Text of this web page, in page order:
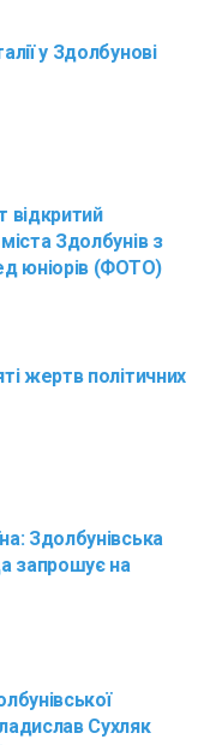
у Здолбунові
відкритий
Здолбунів з
юніорів (ФОТО)
жертв політичних
Здолбунівська
запрошує на
Сухляк